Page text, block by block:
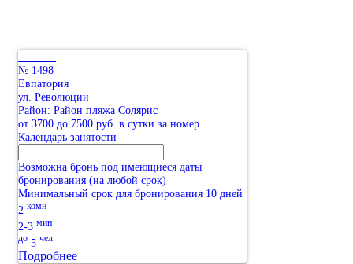
№ 1498
Евпатория
ул. Революции
Район: Район пляжа Солярис
от 3700 до 7500 руб. в сутки за номер
Календарь занятости
Возможна бронь под имеющиеся даты
бронирования (на любой срок)
Минимальный срок для бронирования 10 дней
2 комн
2-3 мин
до 5 чел
Подробнее